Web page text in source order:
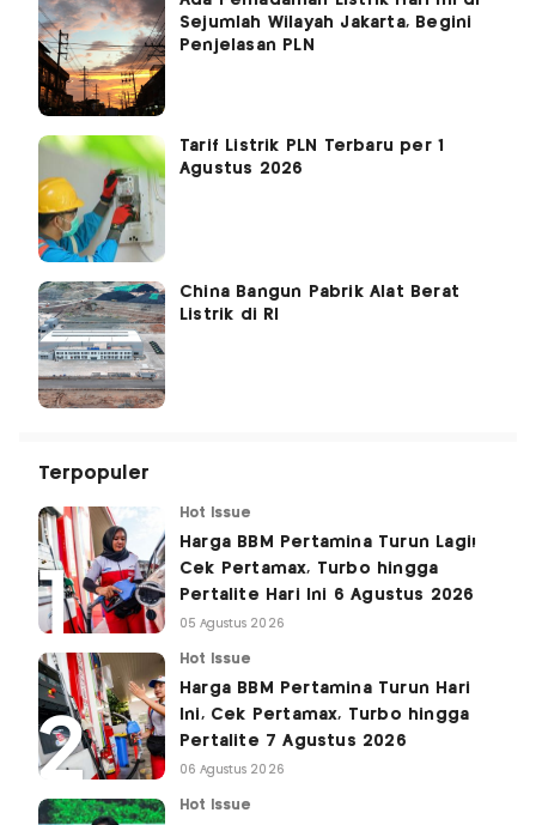
Sejumlah Wilayah Jakarta, Begini
Penjelasan PLN
Tarif Listrik PLN Terbaru per 1
Agustus 2026
China Bangun Pabrik Alat Berat
Listrik di RI
Terpopuler
Hot Issue
Harga BBM Pertamina Turun Lagi!
Cek Pertamax, Turbo hingga
Pertalite Hari Ini 6 Agustus 2026
05 Agustus 2026
Hot Issue
Harga BBM Pertamina Turun Hari
Ini, Cek Pertamax, Turbo hingga
Pertalite 7 Agustus 2026
06 Agustus 2026
Hot Issue